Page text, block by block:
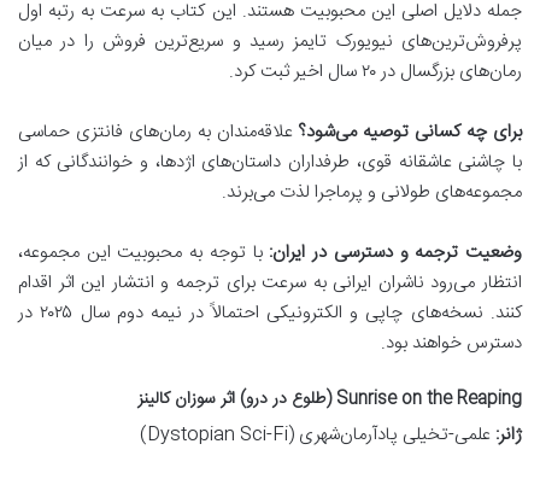
جمله دلایل اصلی این محبوبیت هستند. این کتاب به سرعت به رتبه اول
پرفروش‌ترین‌های نیویورک تایمز رسید و سریع‌ترین فروش را در میان
رمان‌های بزرگسال در ۲۰ سال اخیر ثبت کرد.
برای چه کسانی توصیه می‌شود؟ علاقه‌مندان به رمان‌های فانتزی حماسی
با چاشنی عاشقانه قوی، طرفداران داستان‌های اژدها، و خوانندگانی که از
مجموعه‌های طولانی و پرماجرا لذت می‌برند.
وضعیت ترجمه و دسترسی در ایران: با توجه به محبوبیت این مجموعه،
انتظار می‌رود ناشران ایرانی به سرعت برای ترجمه و انتشار این اثر اقدام
کنند. نسخه‌های چاپی و الکترونیکی احتمالاً در نیمه دوم سال ۲۰۲۵ در
دسترس خواهند بود.
Sunrise on the Reaping (طلوع در درو) اثر سوزان کالینز
ژانر: علمی-تخیلی پادآرمان‌شهری (Dystopian Sci-Fi)